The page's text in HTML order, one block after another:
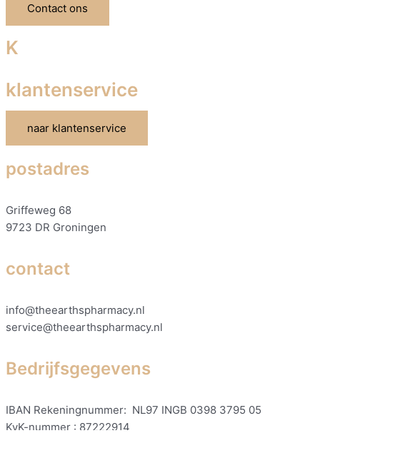
Contact ons
K
klantenservice
naar klantenservice
postadres
Griffeweg 68
9723 DR Groningen
contact
info@theearthspharmacy.nl
service@theearthspharmacy.nl
Bedrijfsgegevens
IBAN Rekeningnummer: NL97 INGB 0398 3795 05
KvK-nummer : 87222914